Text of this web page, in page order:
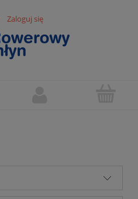
Zaloguj się